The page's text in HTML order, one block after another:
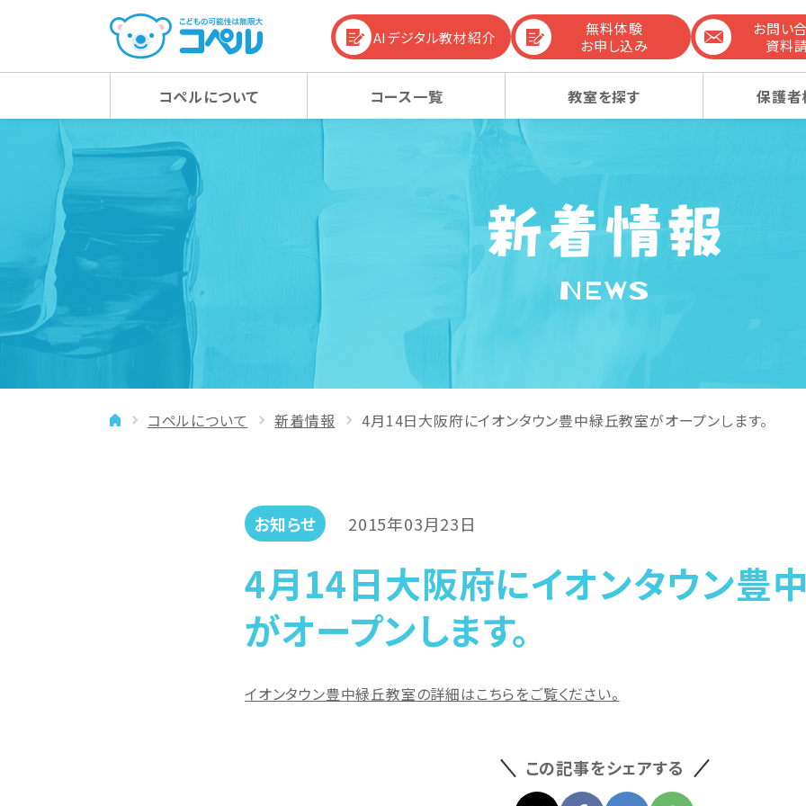
コペルについて
コペルの教育方針
コペルの教育方針 TOP
100%の力を引き出す
心の子育て
潜在能力を引き出す
年齢に合わせた学習法
「やりたい」を引き出す
選ばれる理由
新着情報
新着情報 TOP
お知らせ
イベント
コース一覧
幼児コース 幼稚園受験コース
マタニティクラス
教室を探す 保護者
幼児コース 幼稚園受験コース
マタニティクラス 感動ストーリー
幼児教育お役立ち情報
AIデジタル教材紹介
無料体験
お申し込み
お問い
資料
NEWS
コペルについて 新着情報 4月14日大阪府にイオンタウン豊中緑丘教室がオープンします。
お知らせ 2015年03月23日
4月14日大阪府にイオンタウン豊
がオープンします。
イオンタウン豊中緑丘教室の詳細はこちらをご覧ください。
この記事をシェアする